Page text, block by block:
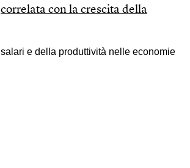
correlata con la crescita della